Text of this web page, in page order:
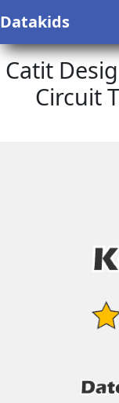
Datakids
Catit
Circuit